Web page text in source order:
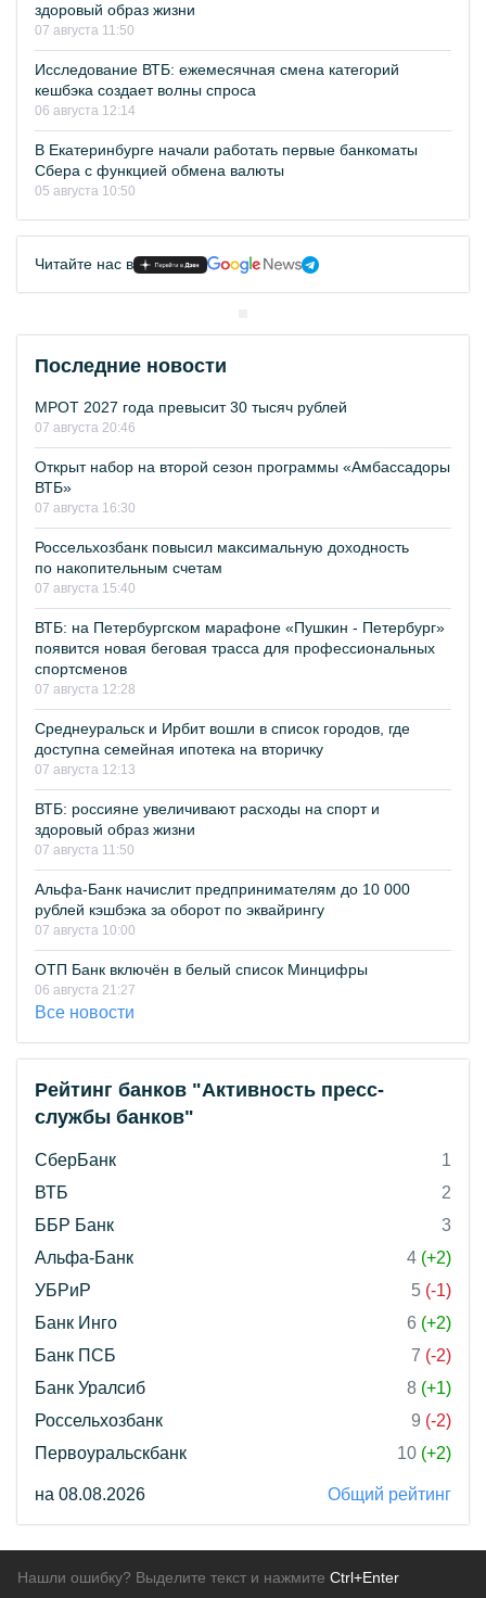
здоровый образ жизни
07 августа 11:50
Исследование ВТБ: ежемесячная смена категорий
кешбэка создает волны спроса
06 августа 12:14
В Екатеринбурге начали работать первые банкоматы
Сбера с функцией обмена валюты
05 августа 10:50
Читайте нас в
Последние новости
МРОТ 2027 года превысит 30 тысяч рублей
07 августа 20:46
Открыт набор на второй сезон программы «Амбассадоры
ВТБ»
07 августа 16:30
Россельхозбанк повысил максимальную доходность
по накопительным счетам
07 августа 15:40
ВТБ: на Петербургском марафоне «Пушкин - Петербург»
появится новая беговая трасса для профессиональных
спортсменов
07 августа 12:28
Среднеуральск и Ирбит вошли в список городов, где
доступна семейная ипотека на вторичку
07 августа 12:13
ВТБ: россияне увеличивают расходы на спорт и
здоровый образ жизни
07 августа 11:50
Альфа-Банк начислит предпринимателям до 10 000
рублей кэшбэка за оборот по эквайрингу
07 августа 10:00
ОТП Банк включён в белый список Минцифры
06 августа 21:27
Все новости
Рейтинг банков "Активность пресс-
службы банков"
СберБанк
1
ВТБ
2
ББР Банк
3
Альфа-Банк
4 (+2)
УБРиР
5 (-1)
Банк Инго
6 (+2)
Банк ПСБ
7 (-2)
Банк Уралсиб
8 (+1)
Россельхозбанк
9 (-2)
Первоуральскбанк
10 (+2)
на 08.08.2026 Общий рейтинг
Нашли ошибку? Выделите текст и нажмите Ctrl+Enter